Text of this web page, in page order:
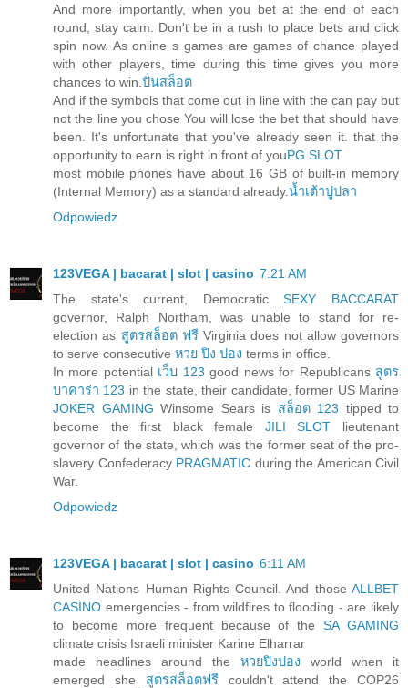
And more importantly, when you bet at the end of each
round, stay calm. Don't be in a rush to place bets and click
spin now. As online s games are games of chance played
with other players, time during this time gives you more
chances to win. ปั่นสล็อต
And if the symbols that come out in line with the can pay but
not the line you chose You will lose the bet that should have
been. It's unfortunate that you've already seen it. that the
opportunity to earn is right in front of youPG SLOT
most mobile phones have about 16 GB of built-in memory
(Internal Memory) as a standard already.น้ำเต้าปูปลา
Odpowiedz
123VEGA | bacarat | slot | casino 7:21 AM
The state's current, DemocraticSEXY BACCARAT
governor, Ralph Northam, was unable to stand for re-
election as สูตรสล็อต ฟรีVirginia does not allow governors
to serve consecutive หวย ปิง ปอง terms in office.
In more potential เว็บ 123 good news for Republicans สูตร
บาคาร่า 123 in the state, their candidate, former US Marine
JOKER GAMING Winsome Sears is สล็อต 123 tipped to
become the first black female JILI SLOT lieutenant
governor of the state, which was the former seat of the pro-
slavery Confederacy PRAGMATIC during the American Civil
War.
Odpowiedz
123VEGA | bacarat | slot | casino 6:11 AM
United Nations Human Rights Council. And those ALLBET
CASINO emergencies - from wildfires to flooding - are likely
to become more frequent because of theSA GAMING
climate crisis Israeli minister Karine Elharrar
made headlines around the หวยปิงปอง world when it
emerged she สูตรสล็อตฟรีcouldn't attend the COP26